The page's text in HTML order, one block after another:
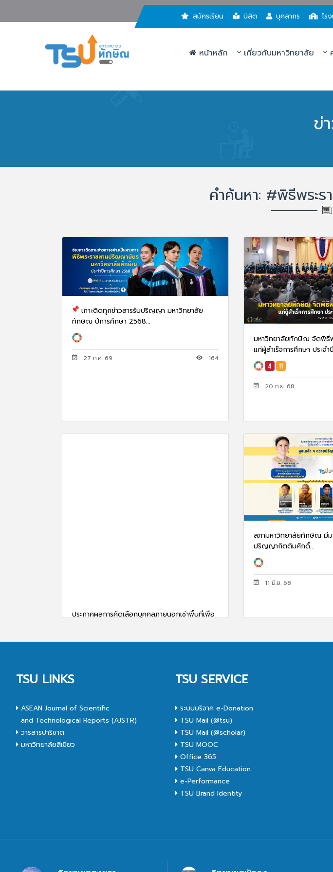
สมัครเรียน นิสิต บุคลากร โร
หน้าหลัก เกี่ยวกับมหาวิทยาลัย
ข่
คำค้นหา: #พิธีพระ
เกาะติดทุกข่าวสารรับปริญญา มหาวิทยาลัย
ทักษิณ ปีการศึกษา 2568...
27 ก.ค. 69 164
มหาวิทยาลัยทักษิณ จัดพิธี
แก่ผู้สำเร็จการศึกษา ประจำ
20 ก.ย. 68
ประกาศผลการคัดเลือกบุคคลภายนอกเช่าพื้นที่เพื่อ
สภามหาวิทยาลัยทักษิณ มีม
ปริญญากิตติมศักดิ์...
11 มิ.ย. 68
TSU LINKS
ASEAN Journal of Scientific
and Technological Reports (AJSTR)
วารสารปาริชาต
มหาวิทยาลัยสีเขียว
TSU SERVICE
ระบบบริจาค e-Donation
TSU Mail (@tsu)
TSU Mail (@scholar)
TSU MOOC
Office 365
TSU Canva Education
e-Performance
TSU Brand Identity